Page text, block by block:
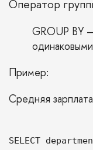
Оператор
GROUP BY
Пример:
Средняя
SELECT